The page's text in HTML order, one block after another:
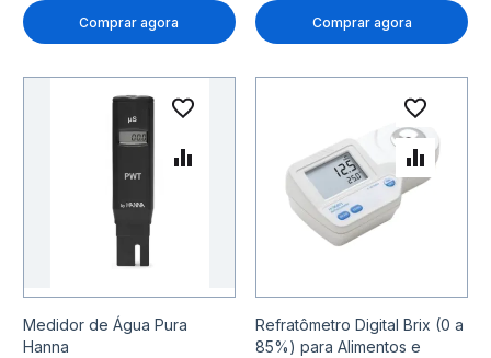
Comprar agora Comprar agora
Medidor de Água Pura
Hanna
Adicionar à lista de
Adicionar para Comparar
Refratômetro Digital Brix (0 a
85%) para Alimentos e